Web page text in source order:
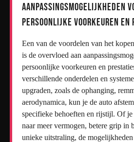
Aanpassingsmogelijkheden
persoonlijke voorkeuren en
Een van de voordelen van het
is de overvloed aan
persoonlijke voorkeuren en
verschillende onderdelen en
upgraden, zoals de ophanging,
aerodynamica, kun je de auto
specifieke behoeften en rijstijl. Of
naar meer vermogen, betere grip in
unieke uitstraling, de